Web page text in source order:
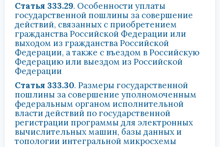
Статья 333.29. Особенности уплаты
государственной пошлины за совершение
действий, связанных с приобретением
гражданства Российской Федерации или
выходом из гражданства Российской
Федерации, а также с въездом в Российскую
Федерацию или выездом из Российской
Федерации
Статья 333.30. Размеры государственной
пошлины за совершение уполномоченным
федеральным органом исполнительной
власти действий по государственной
регистрации программы для электронных
вычислительных машин, базы данных и
топологии интегральной микросхемы